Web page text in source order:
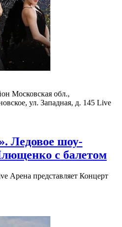
Московская обл.,
ул. Западная, д. 145 Live
Ледовое шоу-
с балетом
Арена представляет Концерт